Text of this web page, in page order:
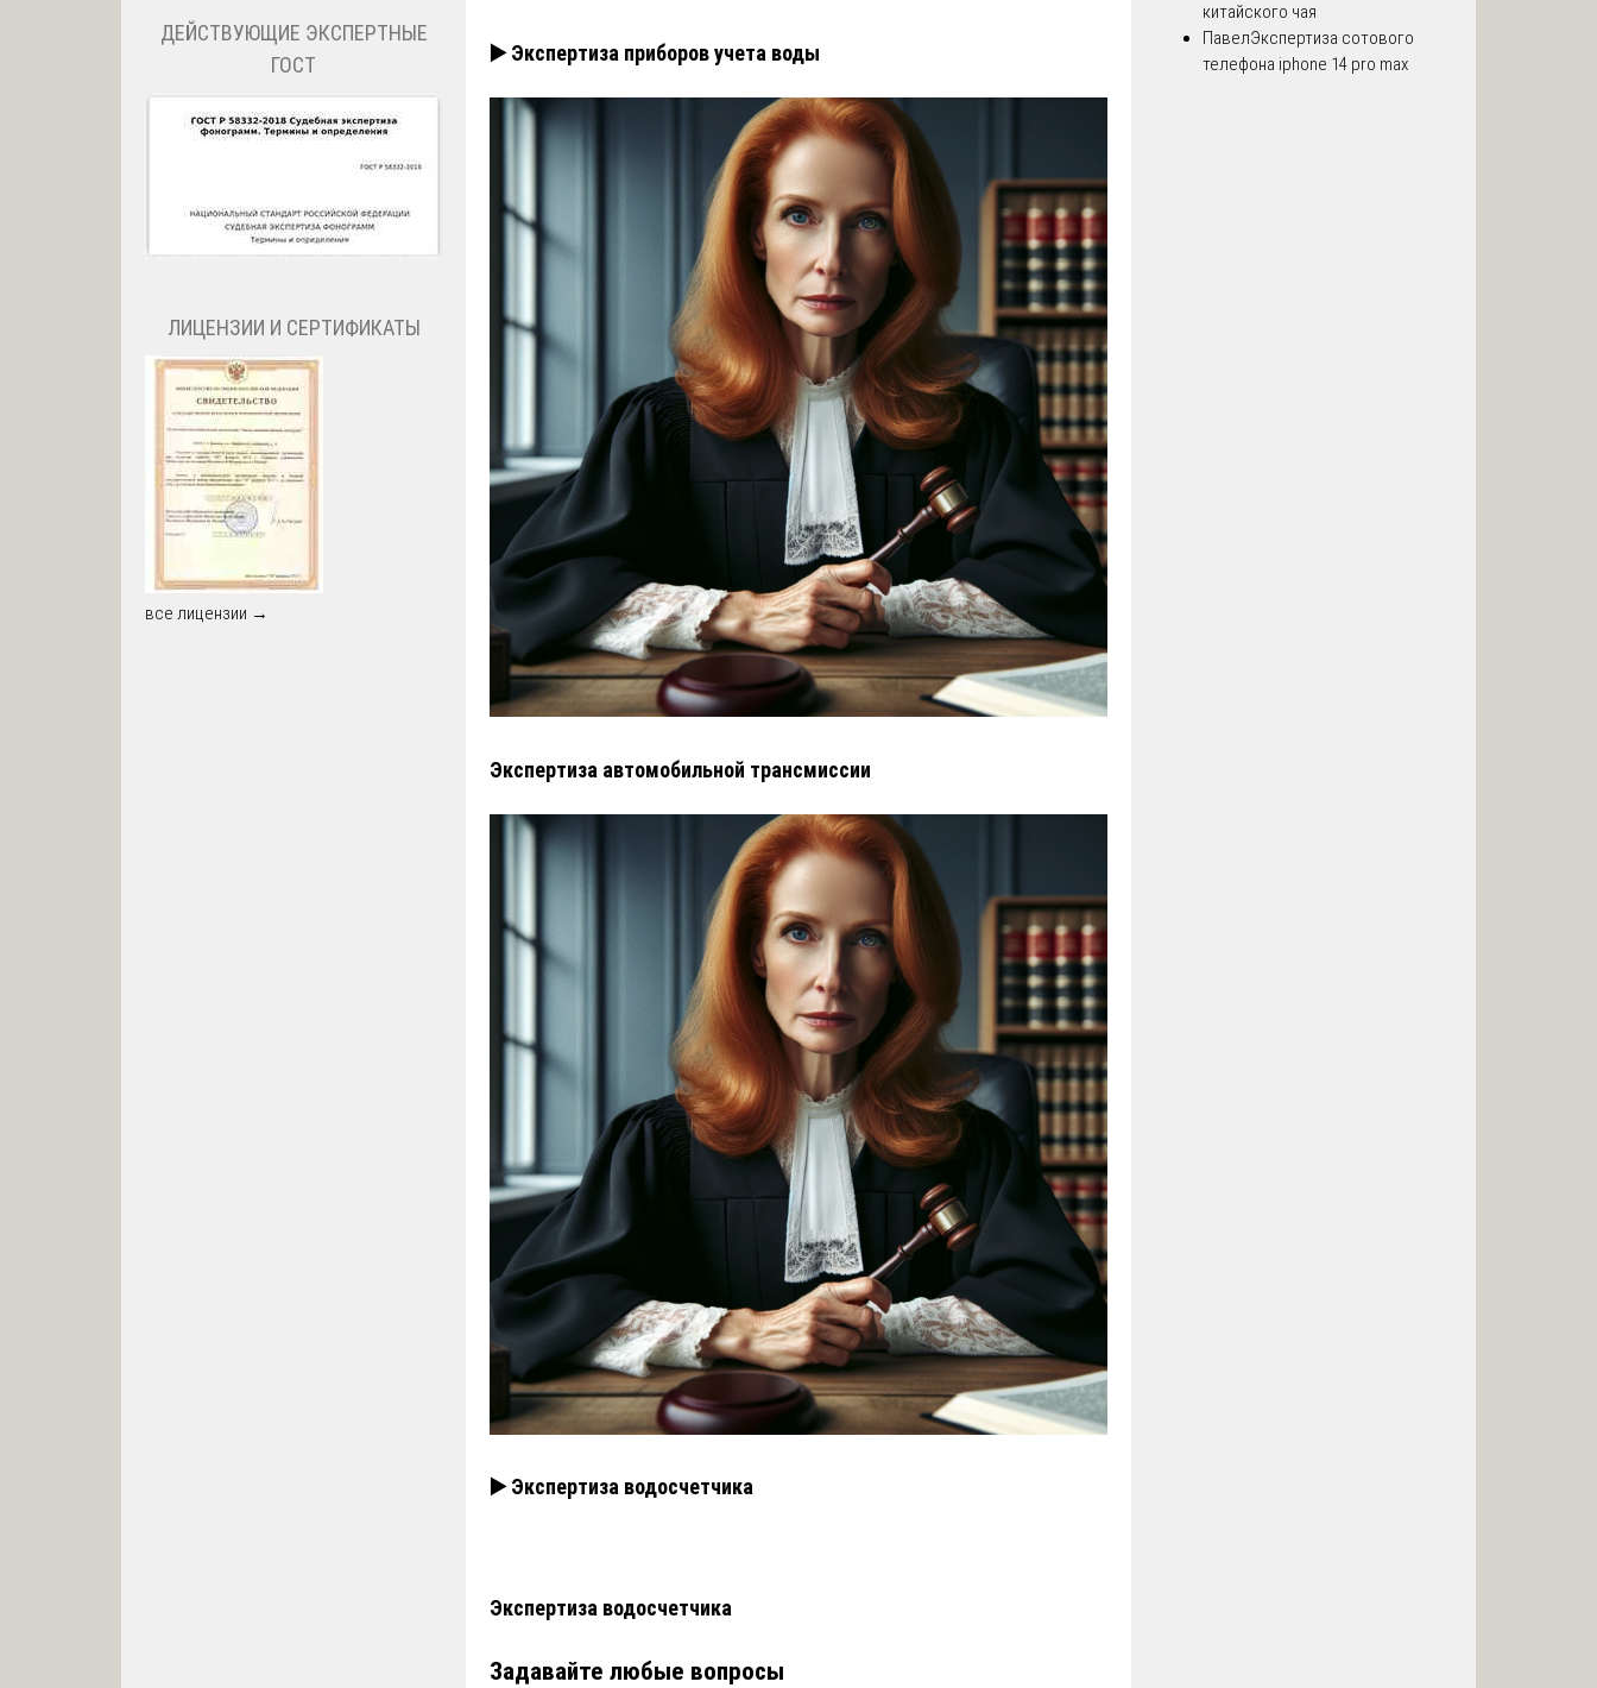
▶️ Экспертиза приборов учета воды
Экспертиза автомобильной трансмиссии
▶️ Экспертиза водосчетчика
Экспертиза водосчетчика
Задавайте любые вопросы
ДЕЙСТВУЮЩИЕ ЭКСПЕРТНЫЕ
ГОСТ
ЛИЦЕНЗИИ И СЕРТИФИКАТЫ
все лицензии →
китайского чая
ПавелЭкспертиза сотового
телефона iphone 14 pro max